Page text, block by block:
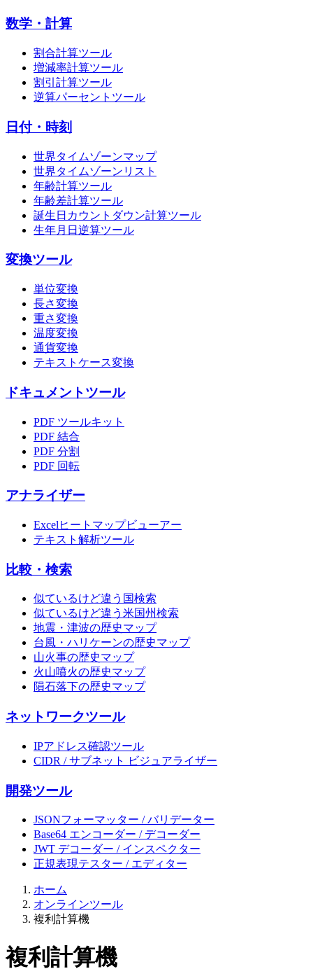
数学・計算
割合計算ツール
増減率計算ツール
割引計算ツール
逆算パーセントツール
日付・時刻
世界タイムゾーンマップ
世界タイムゾーンリスト
年齢計算ツール
年齢差計算ツール
誕生日カウントダウン計算ツール
生年月日逆算ツール
変換ツール
単位変換
長さ変換
重さ変換
温度変換
通貨変換
テキストケース変換
ドキュメントツール
PDF ツールキット
PDF 結合
PDF 分割
PDF 回転
アナライザー
Excelヒートマップビューアー
テキスト解析ツール
比較・検索
似ているけど違う国検索
似ているけど違う米国州検索
地震・津波の歴史マップ
台風・ハリケーンの歴史マップ
山火事の歴史マップ
火山噴火の歴史マップ
隕石落下の歴史マップ
ネットワークツール
IPアドレス確認ツール
CIDR / サブネット ビジュアライザー
開発ツール
JSONフォーマッター / バリデーター
Base64 エンコーダー / デコーダー
JWT デコーダー / インスペクター
正規表現テスター / エディター
ホーム
オンラインツール
複利計算機
複利計算機